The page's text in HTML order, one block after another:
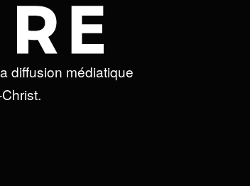
diffusion médiatique